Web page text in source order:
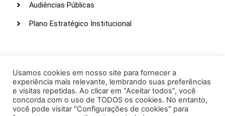
Audiências Públicas
Plano Estratégico Institucional
Webmail
Intranet
Administração
Usamos cookies em nosso site para fornecer a
experiência mais relevante, lembrando suas preferências
e visitas repetidas. Ao clicar em “Aceitar todos”, você
concorda com o uso de TODOS os cookies. No entanto,
você pode visitar "Configurações de cookies" para